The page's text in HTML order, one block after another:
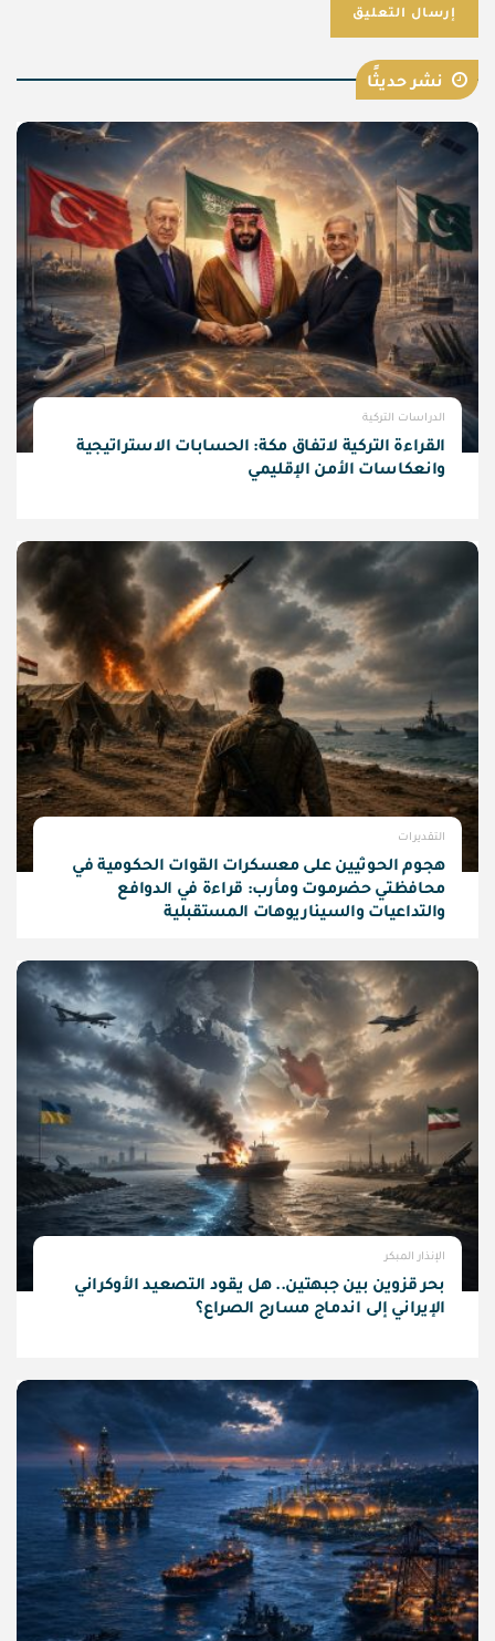
نشر حديثًا
الدراسات التركية
القراءة التركية لاتفاق مكة: الحسابات الاستراتيجية
وانعكاسات الأمن الإقليمي
التقديرات
هجوم الحوثيين على معسكرات القوات الحكومية في
محافظتي حضرموت ومأرب: قراءة في الدوافع
والتداعيات والسيناريوهات المستقبلية
الإنذار المبكر
بحر قزوين بين جبهتين.. هل يقود التصعيد الأوكراني
الإيراني إلى اندماج مسارح الصراع؟